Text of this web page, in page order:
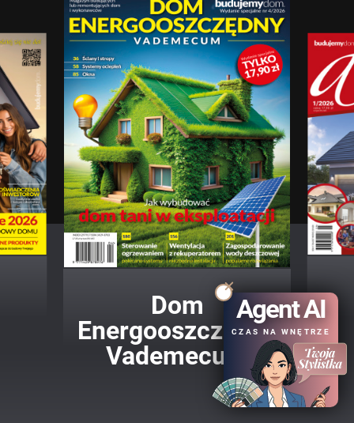
Dom
Energooszczędny
Vademecum
Agent AI
CZAS NA WNĘTRZE